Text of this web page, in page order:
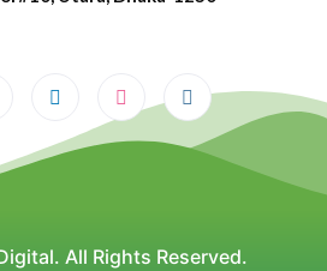
All Rights Reserved.